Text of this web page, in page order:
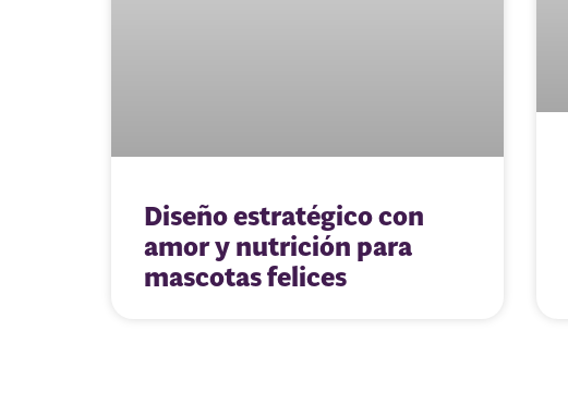
Diseño estratégico con
amor y nutrición para
mascotas felices